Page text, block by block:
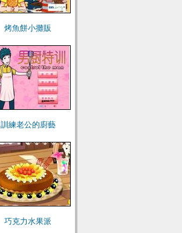
烤魚餅小攤販
訓練老公的廚藝
巧克力水果派